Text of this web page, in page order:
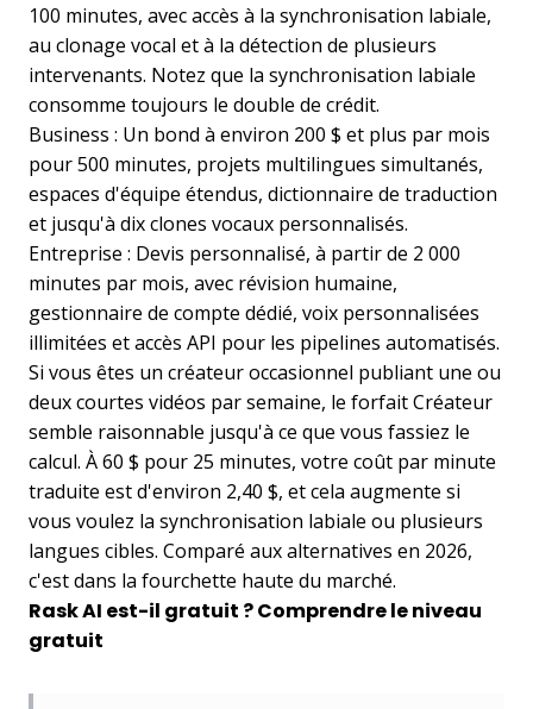
100 minutes, avec accès à la synchronisation labiale,
au clonage vocal et à la détection de plusieurs
intervenants. Notez que la synchronisation labiale
consomme toujours le double de crédit.
Business : Un bond à environ 200 $ et plus par mois
pour 500 minutes, projets multilingues simultanés,
espaces d'équipe étendus, dictionnaire de traduction
et jusqu'à dix clones vocaux personnalisés.
Entreprise : Devis personnalisé, à partir de 2 000
minutes par mois, avec révision humaine,
gestionnaire de compte dédié, voix personnalisées
illimitées et accès API pour les pipelines automatisés.
Si vous êtes un créateur occasionnel publiant une ou
deux courtes vidéos par semaine, le forfait Créateur
semble raisonnable jusqu'à ce que vous fassiez le
calcul. À 60 $ pour 25 minutes, votre coût par minute
traduite est d'environ 2,40 $, et cela augmente si
vous voulez la synchronisation labiale ou plusieurs
langues cibles. Comparé aux alternatives en 2026,
c'est dans la fourchette haute du marché.
Rask AI est-il gratuit ? Comprendre le niveau
gratuit